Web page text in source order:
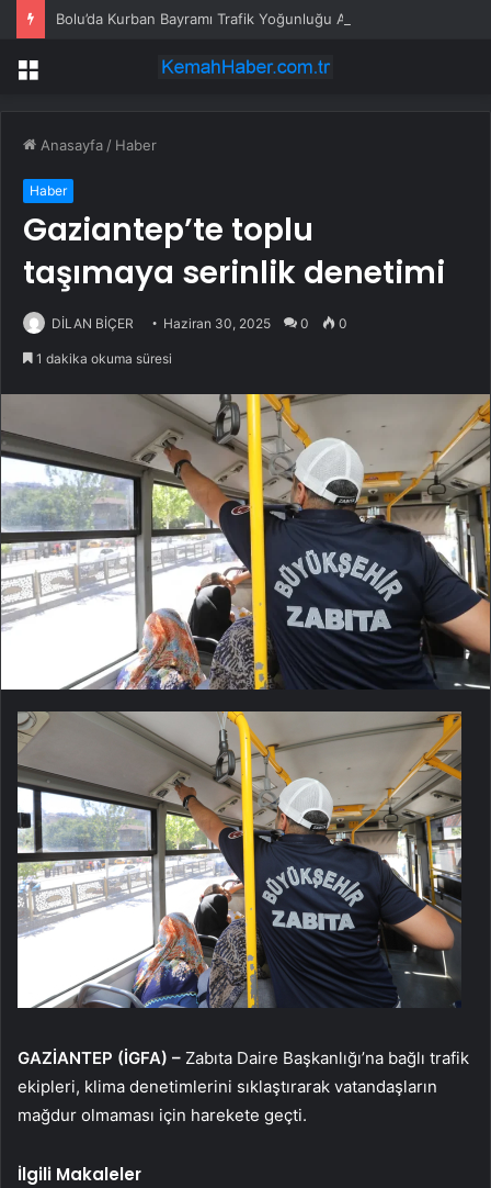
Bolu’da Kurban Bayramı Trafik Yoğunluğu Artıyor
Menü
Anasayfa / Haber
Haber
Gaziantep’te toplu
taşımaya serinlik denetimi
DİLAN BİÇER Haziran 30, 2025 0 0
1 dakika okuma süresi
GAZİANTEP (İGFA) – Zabıta Daire Başkanlığı’na bağlı trafik
ekipleri, klima denetimlerini sıklaştırarak vatandaşların
mağdur olmaması için harekete geçti.
İlgili Makaleler